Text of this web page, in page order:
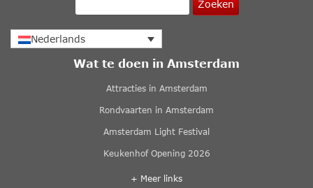
Zoeken
Nederlands
Wat te doen in Amsterdam
Attracties in Amsterdam
Rondvaarten in Amsterdam
Amsterdam Light Festival
Keukenhof Opening 2026
+ Meer links